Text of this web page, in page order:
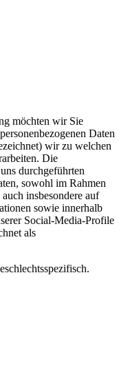
möchten wir Sie
Daten
wir zu welchen
Die
durchgeführten
sowohl im Rahmen
insbesondere auf
sowie innerhalb
Social-Media-Profile
als